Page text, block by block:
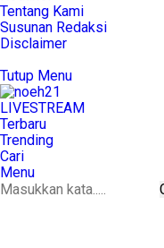
Tentang Kami
Susunan Redaksi
Disclaimer
Tutup Menu
LIVESTREAM
Terbaru
Trending
Cari
Menu